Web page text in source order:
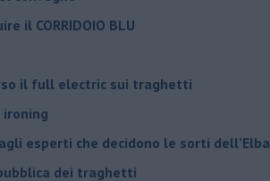
il CORRIDOIO BLU
il full electric sui traghetti
ironing
esperti che decidono le sorti dell’Elba
dei traghetti​